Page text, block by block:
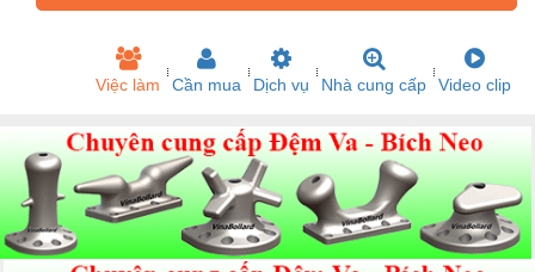
Việc làm Cần mua Dịch vụ Nhà cung cấp Video clip